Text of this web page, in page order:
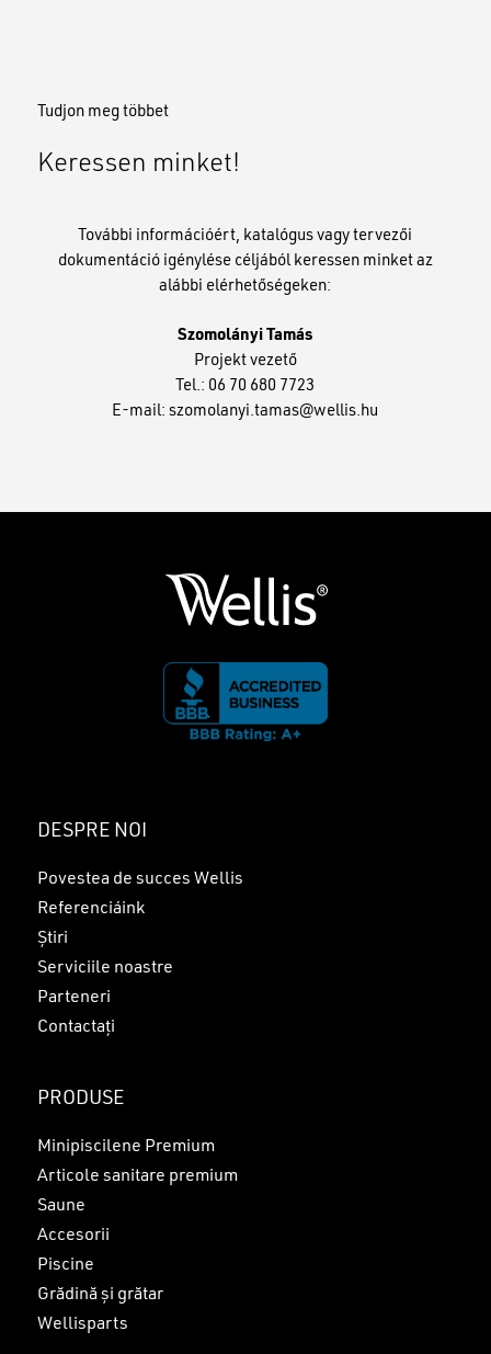
Tudjon meg többet
Keressen minket!
További információért, katalógus vagy tervezői
dokumentáció igénylése céljából keressen minket az
alábbi elérhetőségeken:
Szomolányi Tamás
Projekt vezető
Tel.: 06 70 680 7723
E-mail:szomolanyi.tamas@wellis.hu
DESPRE NOI
Povestea de succes Wellis
Referenciáink
Știri
Serviciile noastre
Parteneri
Contactați
PRODUSE
Minipiscilene Premium
Articole sanitare premium
Saune
Accesorii
Piscine
Grădină și grătar
Wellisparts